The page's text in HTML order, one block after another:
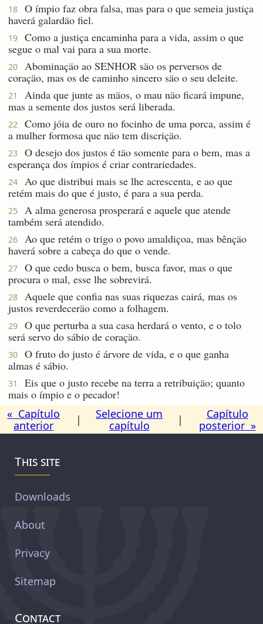
18
O ímpio faz obra falsa, mas para o que semeia justiça
haverá galardäo fiel.
19
Como a justiça encaminha para a vida, assim o que
segue o mal vai para a sua morte.
20
Abominaçäo ao SENHOR säo os perversos de
coraçäo, mas os de caminho sincero säo o seu deleite.
21
Ainda que junte as mäos, o mau näo ficará impune,
mas a semente dos justos será liberada.
22
Como jóia de ouro no focinho de uma porca, assim é
a mulher formosa que näo tem discriçäo.
23
O desejo dos justos é täo somente para o bem, mas a
esperança dos ímpios é criar contrariedades.
24
Ao que distribui mais se lhe acrescenta, e ao que
retém mais do que é justo, é para a sua perda.
25
A alma generosa prosperará e aquele que atende
também será atendido.
26
Ao que retém o trigo o povo amaldiçoa, mas bênçäo
haverá sobre a cabeça do que o vende.
27
O que cedo busca o bem, busca favor, mas o que
procura o mal, esse lhe sobrevirá.
28
Aquele que confia nas suas riquezas cairá, mas os
justos reverdeceräo como a folhagem.
29
O que perturba a sua casa herdará o vento, e o tolo
será servo do sábio de coraçäo.
30
O fruto do justo é árvore de vida, e o que ganha
almas é sábio.
31
Eis que o justo recebe na terra a retribuiçäo; quanto
mais o ímpio e o pecador!
« Capítulo
anterior
|
Selecione um
capítulo
|
Capítulo
posterior »
This site
Downloads
About
Privacy
Sitemap
Contact